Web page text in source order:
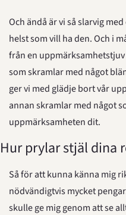
Och ändå är vi så slarvig
helst som vill ha den. Och i
från en
som skramlar med något
ger vi med glädje bort vår
annan skramlar med något
uppmärksamheten dit.
Hur prylar stjäl dina
Så för att kunna känna mig
nödvändigtvis mycket
skulle ge mig genom att se